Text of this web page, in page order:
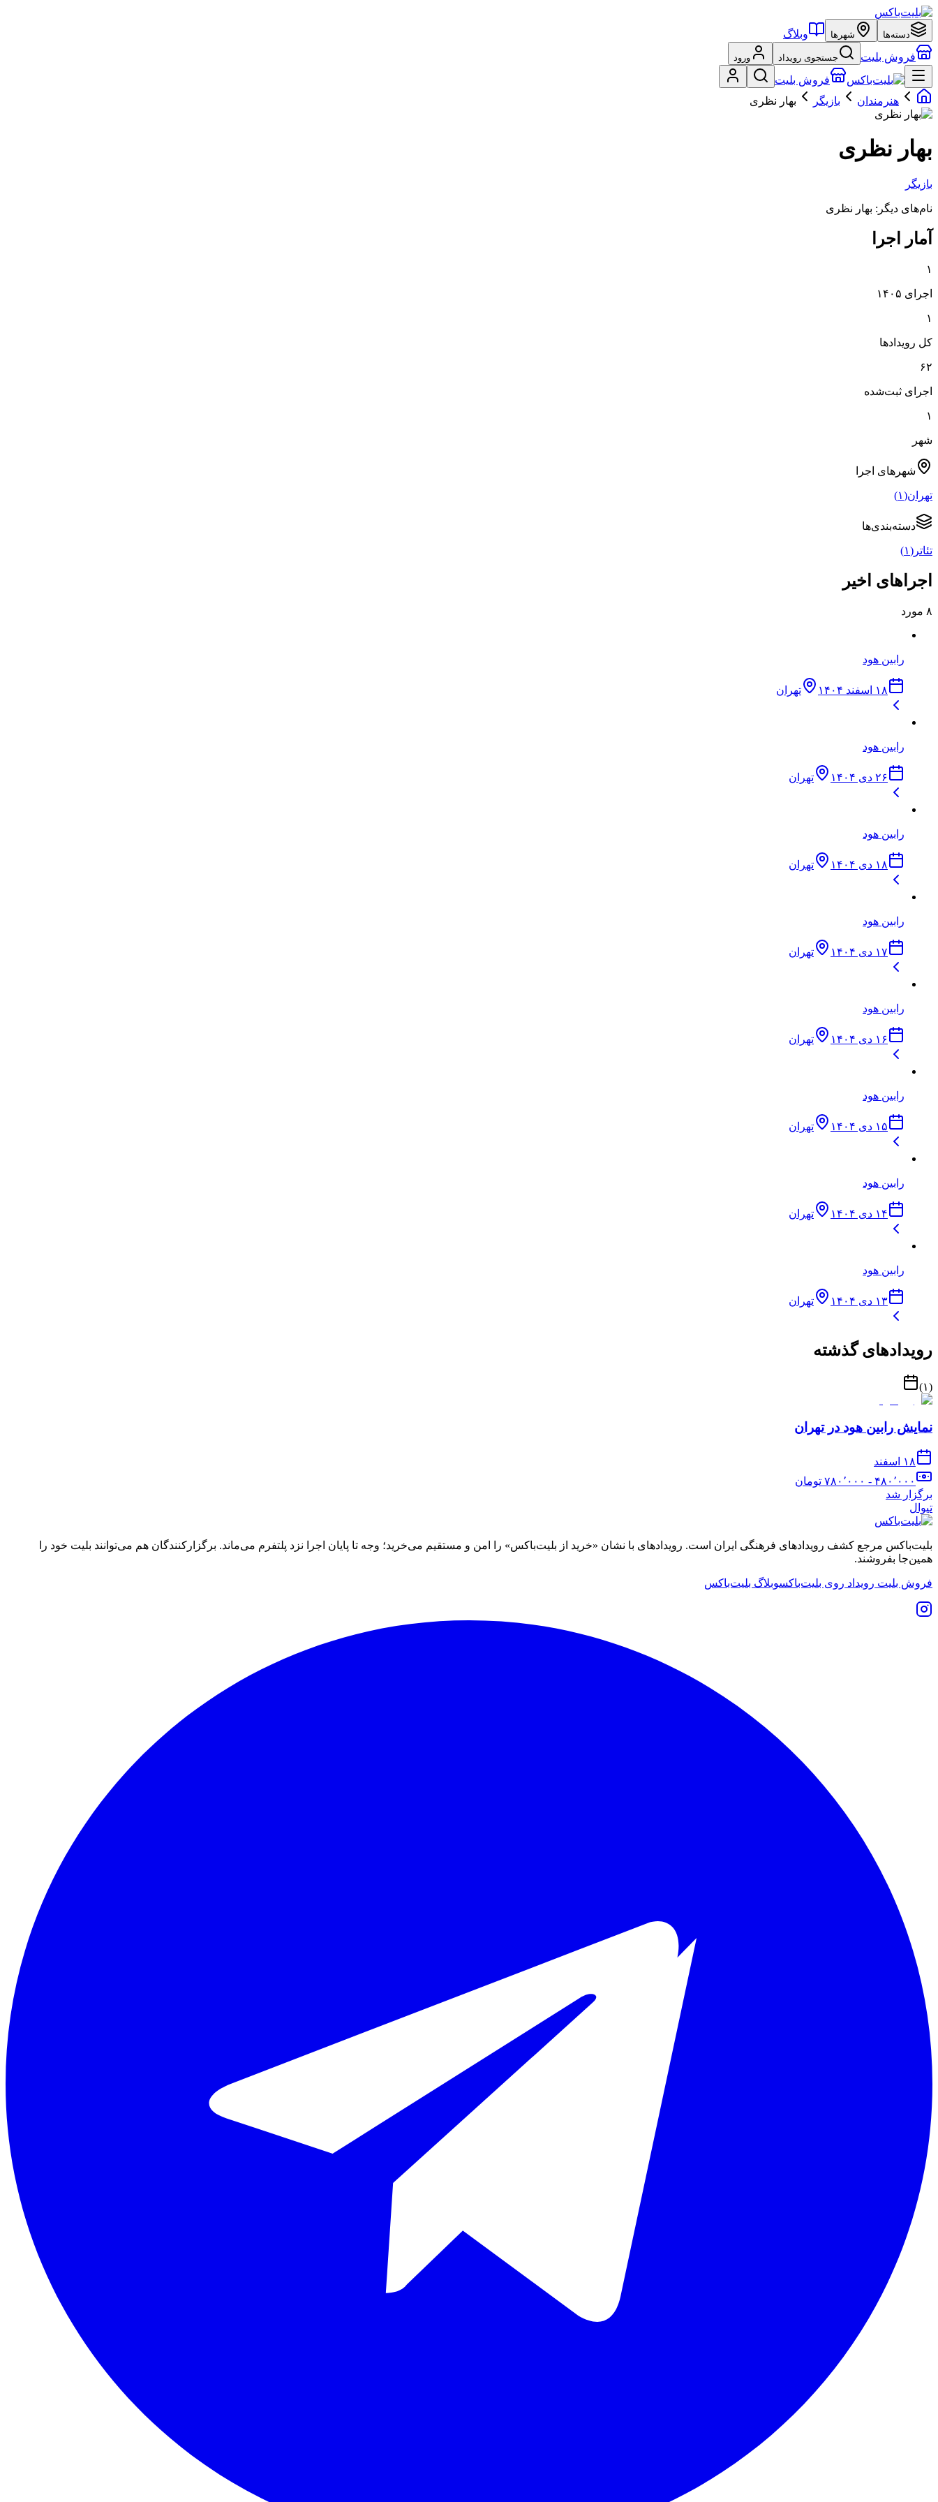
دسته‌ها شهرها
وبلاگ
فروش بلیت
جستجوی رویداد ورود
فروش بلیت
هنرمندان
بازیگر بهار نظری
بهار نظری
بازیگر
نام‌های دیگر: بهار نظری
آمار اجرا
۱
اجرای ۱۴۰۵
۱
کل رویدادها
۶۲
اجرای ثبت‌شده
۱
شهر
شهرهای اجرا
تهران(۱)
دسته‌بندی‌ها
تئاتر (۱)
اجراهای اخیر
۸ مورد
رابین هود
۱۸ اسفند ۱۴۰۴ تهران
رابین هود
۲۶ دی ۱۴۰۴ تهران
رابین هود
۱۸ دی ۱۴۰۴ تهران
رابین هود
۱۷ دی ۱۴۰۴ تهران
رابین هود
۱۶ دی ۱۴۰۴ تهران
رابین هود
۱۵ دی ۱۴۰۴ تهران
رابین هود
۱۴ دی ۱۴۰۴ تهران
رابین هود
۱۳ دی ۱۴۰۴ تهران
رویدادهای گذشته
(۱)
نمایش رابین هود در تهران
۱۸ اسفند
۴۸۰٬۰۰۰ - ۷۸۰٬۰۰۰
تومان
برگزار شد
تیوال
بلیت‌باکس مرجع کشف رویدادهای فرهنگی ایران است. رویدادهای با نشان «خرید از بلیت‌باکس» را امن و مستقیم می‌خرید؛ وجه تا پایان اجرا نزد پلتفرم می‌ماند. برگزارکنندگان هم می‌توانند بلیت خود را
همین‌جا بفروشند.
فروش بلیت رویداد روی بلیت‌باکسوبلاگ بلیت‌باکس